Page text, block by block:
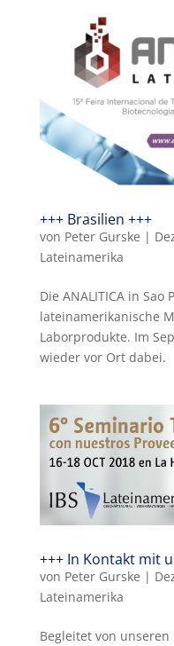
+++ Brasilien +++
von Peter Gurske |
Lateinamerika
Die ANALITICA in
lateinamerikanische
Laborprodukte. Im
wieder vor Ort dabei.
+++ In Kontakt mit
von Peter Gurske |
Lateinamerika
Begleitet von